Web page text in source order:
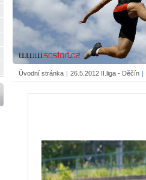
Úvodní stránka | 26.5.2012 II.liga - Děčín |